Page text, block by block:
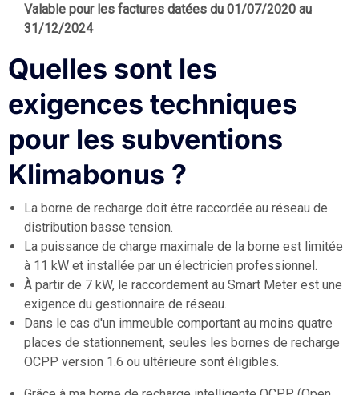
Valable pour les factures datées du 01/07/2020 au
31/12/2024
Quelles sont les
exigences techniques
pour les subventions
Klimabonus ?
La borne de recharge doit être raccordée au réseau de
distribution basse tension.
La puissance de charge maximale de la borne est limitée
à 11 kW et installée par un électricien professionnel.
À partir de 7 kW, le raccordement au Smart Meter est une
exigence du gestionnaire de réseau.
Dans le cas d'un immeuble comportant au moins quatre
places de stationnement, seules les bornes de recharge
OCPP version 1.6 ou ultérieure sont éligibles.